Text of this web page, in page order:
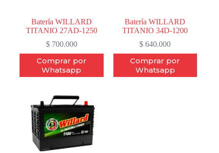
Batería WILLARD
TITANIO 27AD-1250
$700.000
Comprar por
Whatsapp
Batería WILLARD
TITANIO 34D-1200
$ 640.000
Comprar por
Whatsapp